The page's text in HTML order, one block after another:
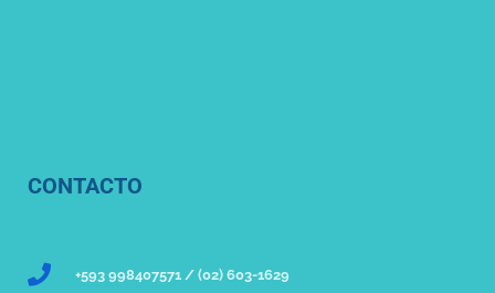
CONTACTO
+593 998407571 / (02) 603-1629